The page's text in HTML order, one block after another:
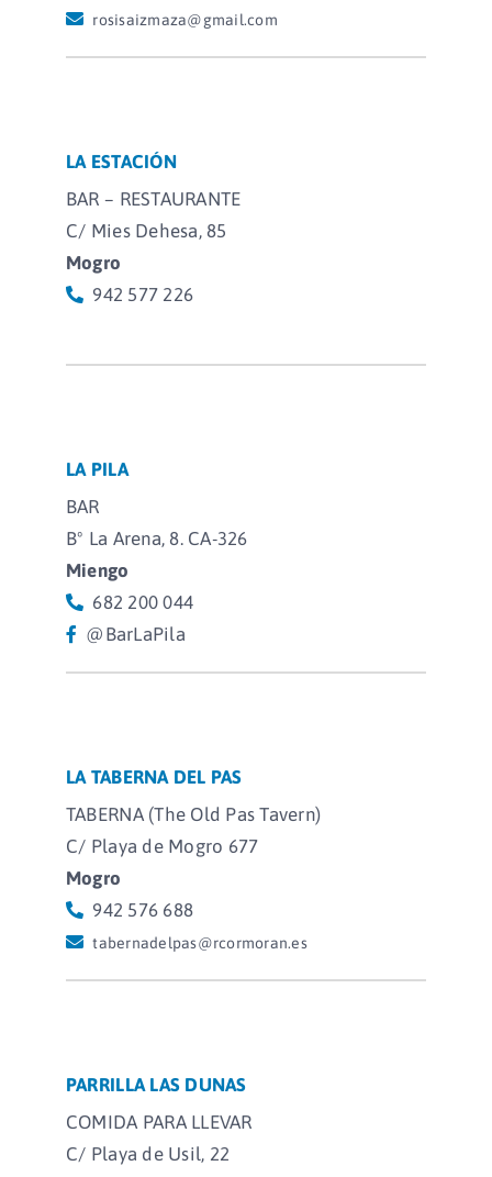
rosisaizmaza@gmail.com
LA ESTACIÓN
BAR – RESTAURANTE
C/ Mies Dehesa, 85
Mogro
942 577 226
LA PILA
BAR
Bº La Arena, 8. CA-326
Miengo
682 200 044
@BarLaPila
LA TABERNA DEL PAS
TABERNA (The Old Pas Tavern)
C/ Playa de Mogro 677
Mogro
942 576 688
tabernadelpas@rcormoran.es
PARRILLA LAS DUNAS
COMIDA PARA LLEVAR
C/ Playa de Usil, 22